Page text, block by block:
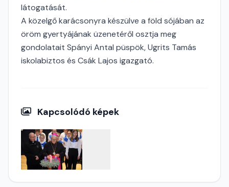
látogatását.
A közelgő karácsonyra készülve a föld sójában az
öröm gyertyájának üzenetéről osztja meg
gondolatait Spányi Antal püspök, Ugrits Tamás
iskolabiztos és Csák Lajos igazgató.
Kapcsolódó képek